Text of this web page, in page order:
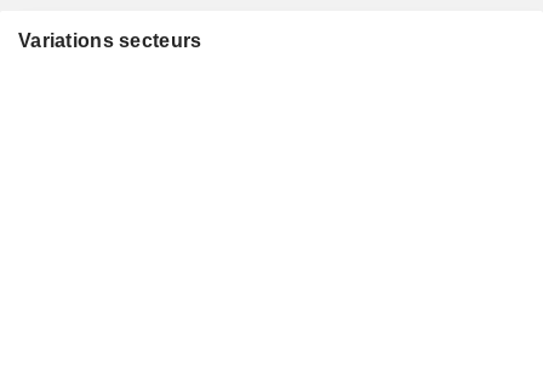
Variations secteurs